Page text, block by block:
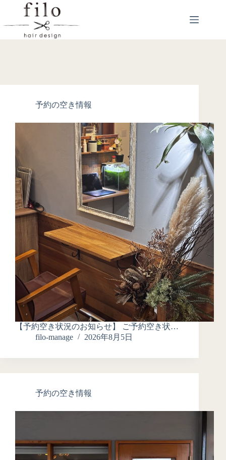
予約の空き情報
【予約空き状況のお知らせ】 ご予約空き状…
filo-manage
2026年8月5日
予約の空き情報